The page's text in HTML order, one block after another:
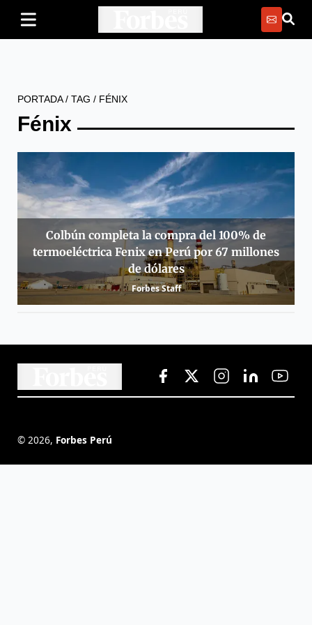
PORTADA/ TAG / FÉNIX
Fénix
Colbún completa la compra del 100% de
termoeléctrica Fenix en Perú por 67 millones
de dólares
Forbes Staff
© 2026, Forbes Perú